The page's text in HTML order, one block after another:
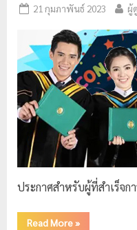
21 กุมภาพันธ์ 2023 ผู้
ประกาศสำหรับผู้ที่สำเร็จ
Read More»